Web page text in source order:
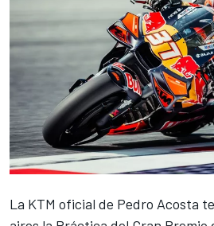
La KTM oficial de Pedro Acosta